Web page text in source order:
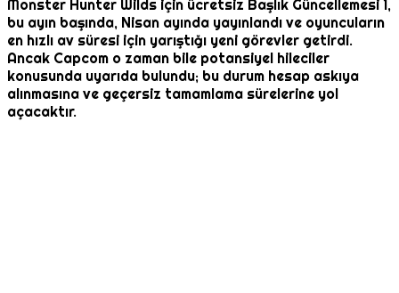
Monster Hunter Wilds için ücretsiz Başlık Güncellemesi 1,
bu ayın başında, Nisan ayında yayınlandı ve oyuncuların
en hızlı av süresi için yarıştığı yeni görevler getirdi.
Ancak Capcom o zaman bile potansiyel hileciler
konusunda uyarıda bulundu; bu durum hesap askıya
alınmasına ve geçersiz tamamlama sürelerine yol
açacaktır.